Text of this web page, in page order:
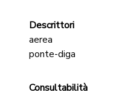
Descrittori
aerea
ponte-diga
Consultabilità